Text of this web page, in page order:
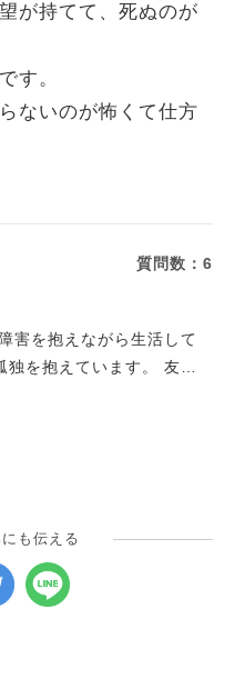
が持てて、死ぬのが
す。
ないのが怖くて仕方
質問数：6
害を抱えながら生活して
を抱えています。 友人
病があるため、就業もで
らないです。
も伝える